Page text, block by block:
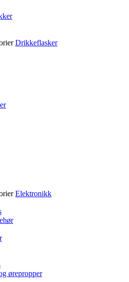
Drikkeflasker
Elektronikk
ørepropper